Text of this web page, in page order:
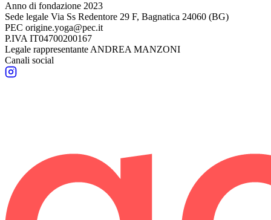
Anno di fondazione 2023
Sede legale Via Ss Redentore 29 F, Bagnatica 24060 (BG)
PEC origine.yoga@pec.it
P.IVA IT04700200167
Legale rappresentanteANDREA MANZONI
Canali social